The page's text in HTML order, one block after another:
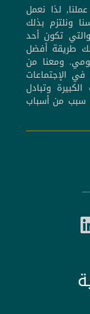
لذا نعمل
ونلتزم بذلك
تكون أحد
طريقة أفضل
ومعنا من
في الإجتماعات
وتبادل
سبب من أسباب